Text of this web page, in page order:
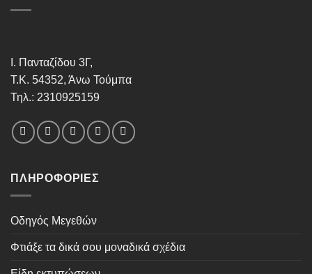
Ι. Πανταζίδου 3Γ,
Τ.Κ. 54352, Άνω Τούμπα
Τηλ.: 2310925159
ΠΛΗΡΟΦΟΡΊΕΣ
Οδηγός Μεγεθών
Φτιάξε τα δικά σου μοναδικά σχέδια